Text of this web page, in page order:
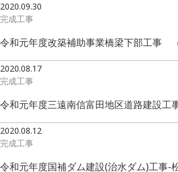
2020.09.30
完成工事
令和元年度改築補助事業橋梁下部工事
2020.08.17
完成工事
令和元年度三遠南信富田地区道路建設工
2020.08.12
完成工事
令和元年度国補ダム建設(治水ダム)工事-